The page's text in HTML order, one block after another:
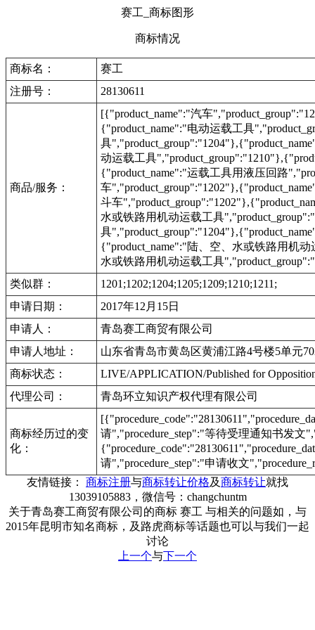
赛工_商标图形
商标情况
商标名：
赛工
注册号：
28130611
商品/服务：
[{"product_name":"汽车
{"product_name":"电动运载工具
具
动运载工具
{"product_name":"运载工具用液压回路
车
斗车
水或铁路用机动运载工具
具
{"product_name":"陆、空、水或铁路用机
水或铁路用机动运载工具
类似群：
1201;1202;1204;1205;1209;1210;1211;
申请日期：
2017年12月15日
申请人：
青岛赛工商贸有限公司
申请人地址：
山东省青岛市黄岛区黄浦江路4号楼5单元
商标状态：
LIVE/APPLICATION/Published for
代理公司：
青岛环立知识产权代理有限公司
商标经历过的变
化：
请","procedure_step":"等待受理通知书发文
请","procedure_step":"申请收文
友情链接： 商标注册与商标转让价格及商标转让就找
13039105883，微信号：changchuntm
关于青岛赛工商贸有限公司的商标 赛工 与相关的问题如，与
2015年昆明市知名商标，及路虎商标等话题也可以与我们一起
讨论
上一个与下一个